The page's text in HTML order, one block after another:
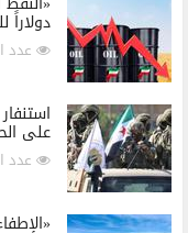
دولاراً
عدد
على
عدد